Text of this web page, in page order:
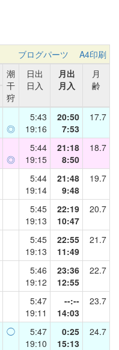
ブログパーツ
A4印刷
潮
干
狩
日出
日入
月出
月入
月
齢
◎
5:43
19:16
20:50
7:53
17.7
◎
5:44
19:15
21:18
8:50
18.7
5:44
19:14
21:48
9:48
19.7
5:45
19:13
22:19
10:47
20.7
5:45
19:13
22:55
11:49
21.7
5:46
19:12
23:36
12:55
22.7
5:47
19:11
--:--
14:03
23.7
◯
5:47
19:10
0:25
15:13
24.7